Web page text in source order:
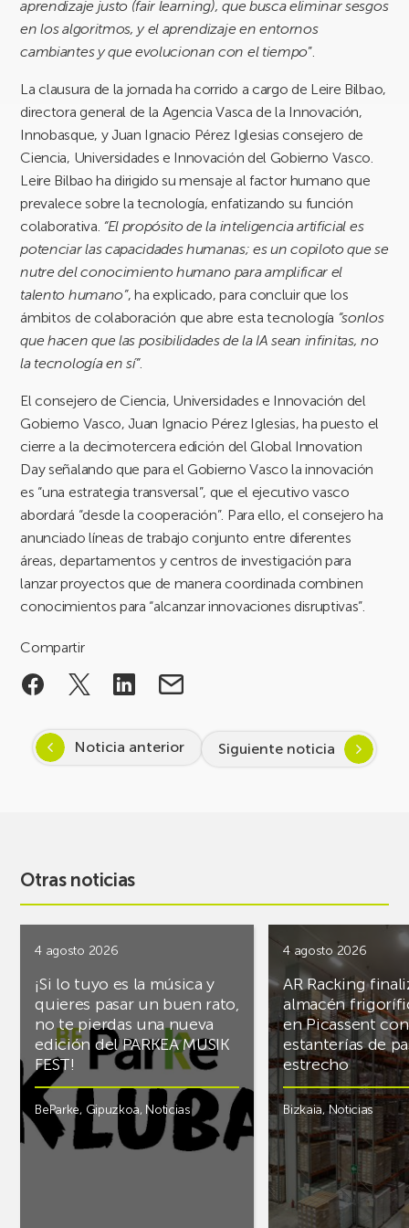
aprendizaje justo (fair learning), que busca eliminar sesgos
en los algoritmos, y el aprendizaje en entornos
cambiantes y que evolucionan con el tiempo”.
La clausura de la jornada ha corrido a cargo de Leire Bilbao,
directora general de la Agencia Vasca de la Innovación,
Innobasque, y Juan Ignacio Pérez Iglesias consejero de
Ciencia, Universidades e Innovación del Gobierno Vasco.
Leire Bilbao ha dirigido su mensaje al factor humano que
prevalece sobre la tecnología, enfatizando su función
colaborativa. “El propósito de la inteligencia artificial es
potenciar las capacidades humanas; es un copiloto que se
nutre del conocimiento humano para amplificar el
talento humano”, ha explicado, para concluir que los
ámbitos de colaboración que abre esta tecnología “sonlos
que hacen que las posibilidades de la IA sean infinitas, no
la tecnología en sí”.
El consejero de Ciencia, Universidades e Innovación del
Gobierno Vasco, Juan Ignacio Pérez Iglesias, ha puesto el
cierre a la decimotercera edición del Global Innovation
Day señalando que para el Gobierno Vasco la innovación
es “una estrategia transversal”, que el ejecutivo vasco
abordará “desde la cooperación”. Para ello, el consejero ha
anunciado líneas de trabajo conjunto entre diferentes
áreas, departamentos y centros de investigación para
lanzar proyectos que de manera coordinada combinen
conocimientos para “alcanzar innovaciones disruptivas”.
Compartir
Noticia anterior Siguiente noticia
Otras noticias
4 agosto 2026
¡Si lo tuyo es la música y
quieres pasar un buen rato,
no te pierdas una nueva
edición del PARKEA MUSIK
FEST!
BeParke, Gipuzkoa, Noticias
4 agosto 2026
AR Racking
almacén
en Picassent con
estanterías de
estrecho
Bizkaia,Noticias